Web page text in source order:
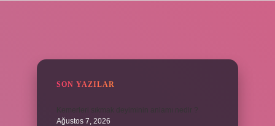
SON YAZILAR
Ağustos 7, 2026